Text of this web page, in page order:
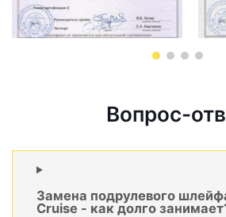
Вопрос-
Замена подрулевого
Cruise - как долго